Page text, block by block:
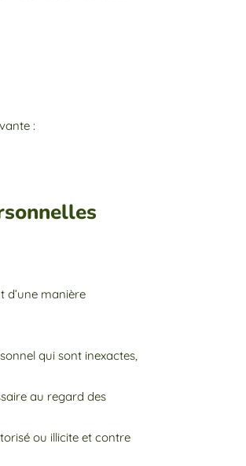
:
d’une manière
qui sont inexactes,
au regard des
ou illicite et contre